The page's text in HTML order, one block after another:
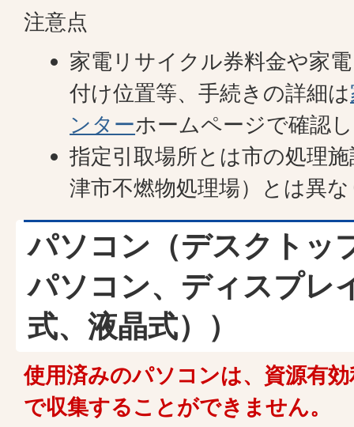
注意点
家電リサイクル券料金や家
付け位置等、手続きの詳細は
ンターホームページで確認
指定引取場所とは市の処理
津市不燃物処理場）とは異
パソコン（デスクトッ
パソコン、ディスプレ
式、液晶式））
使用済みのパソコンは、資源有
で収集することができません。